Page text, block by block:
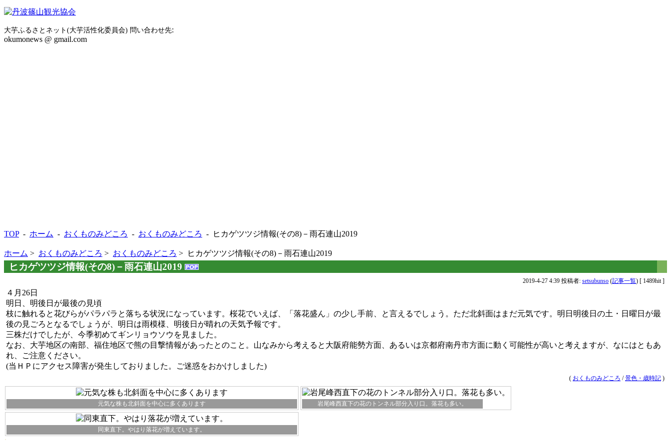
大芋ふるさとネット(大芋活性化委員会) 問い合わせ先:
okumonews @ gmail.com
TOP- ホーム - おくものみどころ - おくものみどころ - ヒカゲツツジ情報(その8)－雨石連山2019
ホーム > おくものみどころ > おくものみどころ > ヒカゲツツジ情報(その8)－雨石連山2019
ヒカゲツツジ情報(その8)－雨石連山2019
2019-4-27 4:39 投稿者: setsubunso (記事一覧) [ 1489hit ]
４月26日
明日、明後日が最後の見頃
枝に触れると花びらがパラパラと落ちる状況になっています。桜花でいえば、「落花盛ん」の少し手前、と言えるでしょう。ただ北斜面はまだ元気です。明日明後日の土・日曜日が最
後の見ごろとなるでしょうが、明日は雨模様、明後日が晴れの天気予報です。
三株だけでしたが、今季初めてギンリョウソウを見ました。
なお、大芋地区の南部、福住地区で熊の目撃情報があったとのこと。山なみから考えると大阪府能勢方面、あるいは京都府南丹市方面に動く可能性が高いと考えますが、なにはともあ
れ、ご注意ください。
(当ＨＰにアクセス障害が発生しておりました。ご迷惑をおかけしました)
( おくものみどころ /景色・歳時記 )
元気な株も北斜面を中心に多くあります 岩尾峰西直下の花のトンネル部分入り口。落花も多い。
同東直下。やはり落花が増えています。